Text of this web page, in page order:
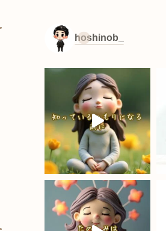
c
e
b
o
o
k
gr
a
m
u
C
h
a
n
n
el
hoshinob_